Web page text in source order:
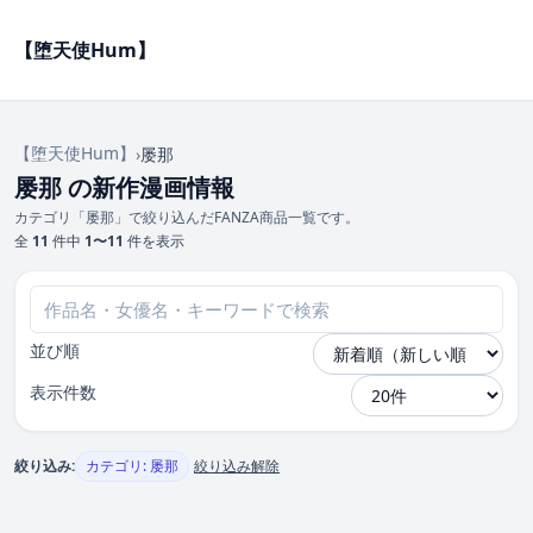
【堕天使Hum】
【堕天使Hum】 ›屡那
屡那 の新作漫画情報
カテゴリ「屡那」で絞り込んだFANZA商品一覧です。
全 11 件中 1〜11 件を表示
並び順
表示件数
絞り込み: カテゴリ: 屡那 絞り込み解除